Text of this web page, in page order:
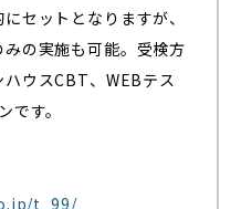
セットとなりますが、
の実施も可能。受検方
ウスCBT、WEBテス
です。
t_99/